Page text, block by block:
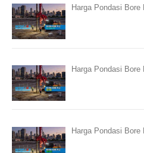
Harga Pondasi Bore
Harga Pondasi Bore
Harga Pondasi